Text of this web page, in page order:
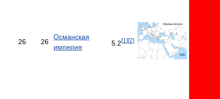
26 26
Османская
империя
5.2[1][2]